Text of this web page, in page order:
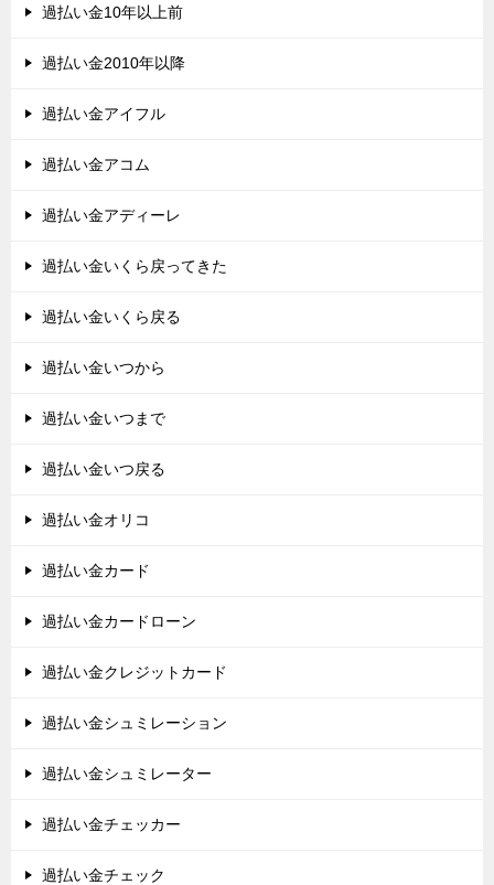
過払い金10年以上前
過払い金2010年以降
過払い金アイフル
過払い金アコム
過払い金アディーレ
過払い金いくら戻ってきた
過払い金いくら戻る
過払い金いつから
過払い金いつまで
過払い金いつ戻る
過払い金オリコ
過払い金カード
過払い金カードローン
過払い金クレジットカード
過払い金シュミレーション
過払い金シュミレーター
過払い金チェッカー
過払い金チェック